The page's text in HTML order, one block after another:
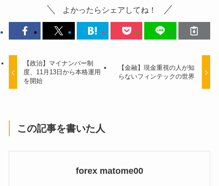
よかったらシェアしてね！
【政治】マイナンバー制
度、11月13日から本格運用
を開始
【金融】現金重視の人が知
らないフィンテックの世界
この記事を書いた人
forex matome00